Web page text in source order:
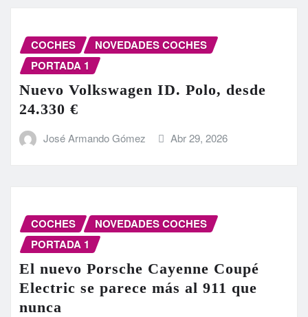
COCHES
NOVEDADES COCHES
PORTADA 1
Nuevo Volkswagen ID. Polo, desde
24.330 €
José Armando Gómez Abr 29, 2026
COCHES
NOVEDADES COCHES
PORTADA 1
El nuevo Porsche Cayenne Coupé
Electric se parece más al 911 que
nunca